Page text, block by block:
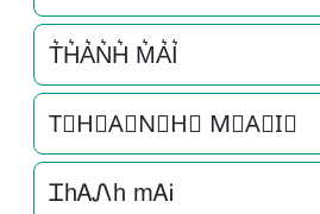
T͛H͛A͛N͛H͛ M͛A͛I͛
T⃒H⃒A⃒N⃒H⃒ M⃒A⃒I⃒
ᏆhᎪᏁh mᎪᎥ